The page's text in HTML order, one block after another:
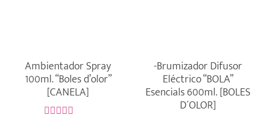
Ambientador Spray
100ml. “Boles d’olor”
[CANELA]
-Brumizador Difusor
Eléctrico “BOLA”
Esencials 600ml. [BOLES
D´OLOR]